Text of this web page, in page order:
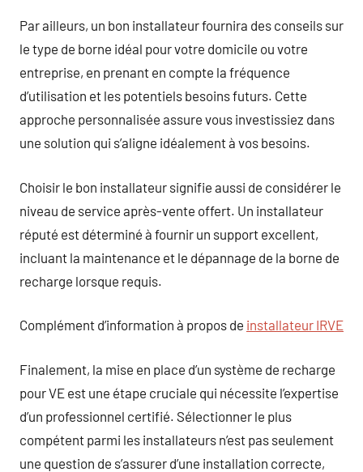
Par ailleurs, un bon installateur fournira des conseils sur
le type de borne idéal pour votre domicile ou votre
entreprise, en prenant en compte la fréquence
d’utilisation et les potentiels besoins futurs. Cette
approche personnalisée assure vous investissiez dans
une solution qui s’aligne idéalement à vos besoins.
Choisir le bon installateur signifie aussi de considérer le
niveau de service après-vente offert. Un installateur
réputé est déterminé à fournir un support excellent,
incluant la maintenance et le dépannage de la borne de
recharge lorsque requis.
Complément d’information à propos de installateur IRVE
Finalement, la mise en place d’un système de recharge
pour VE est une étape cruciale qui nécessite l’expertise
d’un professionnel certifié. Sélectionner le plus
compétent parmi les installateurs n’est pas seulement
une question de s’assurer d’une installation correcte,